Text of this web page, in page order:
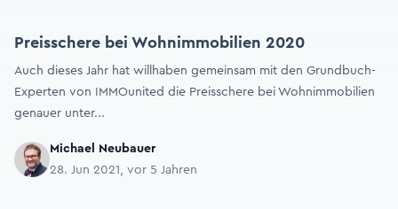
Preisschere bei Wohnimmobilien 2020
Auch dieses Jahr hat willhaben gemeinsam mit den Grundbuch-
Experten von IMMOunited die Preisschere bei Wohnimmobilien
genauer unter...
Michael Neubauer
28. Jun 2021, vor 5 Jahren